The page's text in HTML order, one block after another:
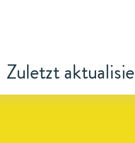
Zuletzt